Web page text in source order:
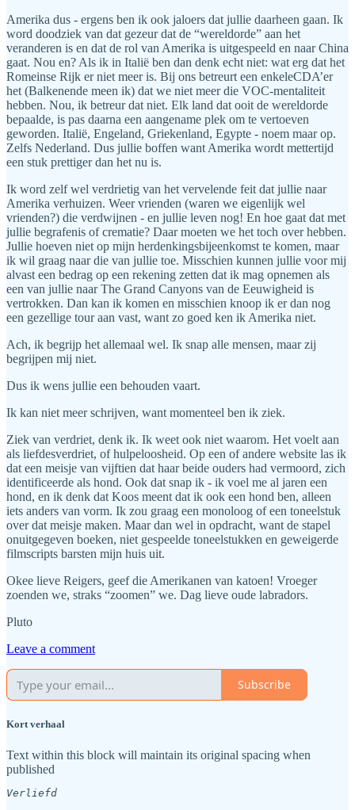
Amerika dus - ergens ben ik ook jaloers dat jullie daarheen gaan. Ik
word doodziek van dat gezeur dat de “wereldorde” aan het
veranderen is en dat de rol van Amerika is uitgespeeld en naar China
gaat. Nou en? Als ik in Italië ben dan denk echt niet: wat erg dat het
Romeinse Rijk er niet meer is. Bij ons betreurt een enkeleCDA’er
het (Balkenende meen ik) dat we niet meer die VOC-mentaliteit
hebben. Nou, ik betreur dat niet. Elk land dat ooit de wereldorde
bepaalde, is pas daarna een aangename plek om te vertoeven
geworden. Italië, Engeland, Griekenland, Egypte - noem maar op.
Zelfs Nederland. Dus jullie boffen want Amerika wordt mettertijd
een stuk prettiger dan het nu is.
Ik word zelf wel verdrietig van het vervelende feit dat jullie naar
Amerika verhuizen. Weer vrienden (waren we eigenlijk wel
vrienden?) die verdwijnen - en jullie leven nog! En hoe gaat dat met
jullie begrafenis of crematie? Daar moeten we het toch over hebben.
Jullie hoeven niet op mijn herdenkingsbijeenkomst te komen, maar
ik wil graag naar die van jullie toe. Misschien kunnen jullie voor mij
alvast een bedrag op een rekening zetten dat ik mag opnemen als
een van jullie naar The Grand Canyons van de Eeuwigheid is
vertrokken. Dan kan ik komen en misschien knoop ik er dan nog
een gezellige tour aan vast, want zo goed ken ik Amerika niet.
Ach, ik begrijp het allemaal wel. Ik snap alle mensen, maar zij
begrijpen mij niet.
Dus ik wens jullie een behouden vaart.
Ik kan niet meer schrijven, want momenteel ben ik ziek.
Ziek van verdriet, denk ik. Ik weet ook niet waarom. Het voelt aan
als liefdesverdriet, of hulpeloosheid. Op een of andere website las ik
dat een meisje van vijftien dat haar beide ouders had vermoord, zich
identificeerde als hond. Ook dat snap ik - ik voel me al jaren een
hond, en ik denk dat Koos meent dat ik ook een hond ben, alleen
iets anders van vorm. Ik zou graag een monoloog of een toneelstuk
over dat meisje maken. Maar dan wel in opdracht, want de stapel
onuitgegeven boeken, niet gespeelde toneelstukken en geweigerde
filmscripts barsten mijn huis uit.
Okee lieve Reigers, geef die Amerikanen van katoen! Vroeger
zoenden we, straks “zoomen” we. Dag lieve oude labradors.
Pluto
Leave a comment
Subscribe
Kort verhaal
Text within this block will maintain its original spacing when
published
Verliefd